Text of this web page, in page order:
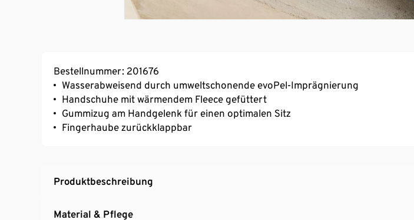
Bestellnummer: 201676
Wasserabweisend durch umweltschonende evoPel-Imprägnierung
Handschuhe mit wärmendem Fleece gefüttert
Gummizug am Handgelenk für einen optimalen Sitz
Fingerhaube zurückklappbar
Produktbeschreibung
Material & Pflege